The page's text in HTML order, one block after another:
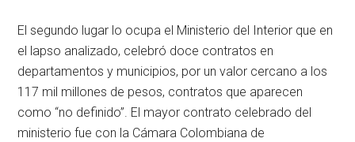
El segundo lugar lo ocupa el Ministerio del Interior que en
el lapso analizado, celebró doce contratos en
departamentos y municipios, por un valor cercano a los
117 mil millones de pesos, contratos que aparecen
como “no definido”. El mayor contrato celebrado del
ministerio fue con la Cámara Colombiana de